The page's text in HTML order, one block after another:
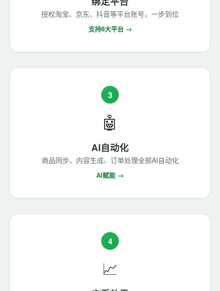
授权淘宝、京东、抖音等平台账号，一步到位
支持8大平台 →
3
🤖
AI自动化
商品同步、内容生成、订单处理全部AI自动化
AI赋能 →
4
📈